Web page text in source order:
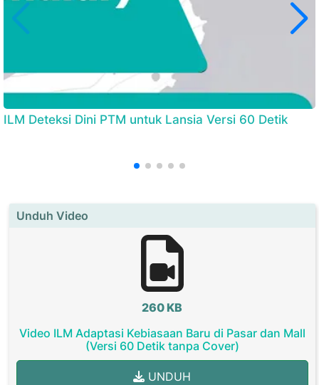
ILM Deteksi Dini PTM untuk Lansia Versi 60 Detik
Unduh Video
260 KB
Video ILM Adaptasi Kebiasaan Baru di Pasar dan Mall
(Versi 60 Detik tanpa Cover)
UNDUH